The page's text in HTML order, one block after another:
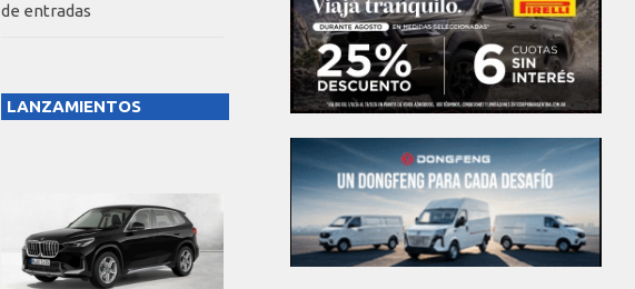
de entradas
LANZAMIENTOS